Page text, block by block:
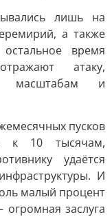
лишь на
а также
время
атаку,
масштабам и
пусков
к 10 тысячам,
удаётся
И
малый процент
заслуга